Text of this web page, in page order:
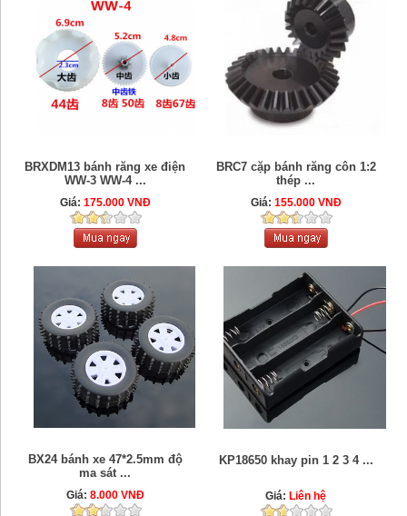
BRXDM13 bánh răng xe điện
WW-3 WW-4 ...
Giá: 175.000 VNĐ
BRC7 cặp bánh răng côn 1:2
thép ...
Giá: 155.000 VNĐ
BX24 bánh xe 47*2.5mm độ
ma sát ...
Giá: 8.000 VNĐ
KP18650 khay pin 1 2 3 4 ...
Giá:Liên hệ